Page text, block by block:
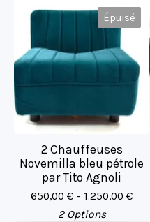
Épuisé
2 Chauffeuses
Novemilla bleu pétrole
par Tito Agnoli
650,00 € - 1.250,00 €
2 Options